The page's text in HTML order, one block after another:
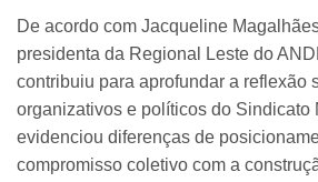
De acordo com Jacqueline
presidenta da Regional Leste do
contribuiu para aprofundar a reflexão
organizativos e políticos do Sindicato
evidenciou diferenças de
compromisso coletivo com a